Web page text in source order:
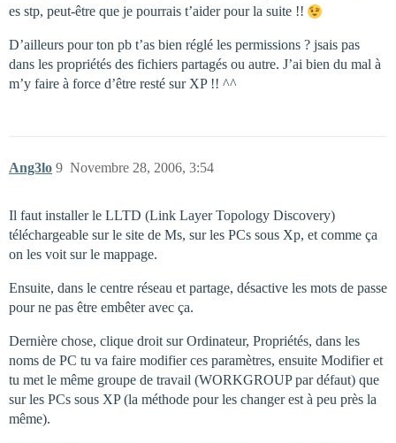
es stp, peut-être que je pourrais t’aider pour la suite !!
D’ailleurs pour ton pb t’as bien réglé les permissions ? jsais pas
dans les propriétés des fichiers partagés ou autre. J’ai bien du mal à
m’y faire à force d’être resté sur XP !! ^^
Ang3lo Novembre 28, 2006, 3:54
9
Il faut installer le LLTD (Link Layer Topology Discovery)
téléchargeable sur le site de Ms, sur les PCs sous Xp, et comme ça
on les voit sur le mappage.
Ensuite, dans le centre réseau et partage, désactive les mots de passe
pour ne pas être embêter avec ça.
Dernière chose, clique droit sur Ordinateur, Propriétés, dans les
noms de PC tu va faire modifier ces paramètres, ensuite Modifier et
tu met le même groupe de travail (WORKGROUP par défaut) que
sur les PCs sous XP (la méthode pour les changer est à peu près la
même).